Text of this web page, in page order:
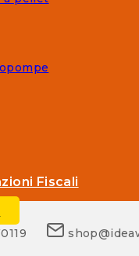
Fiscali